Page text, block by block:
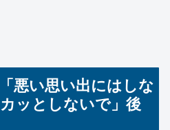
悪い思い出にはしな
ッとしないで」後